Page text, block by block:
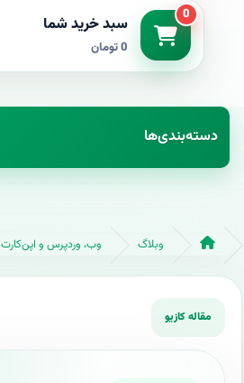
0 سبد خرید شما
0 تومان
دسته‌بندی‌ها
وبلاگ وب، وردپرس و اپن‌کارت